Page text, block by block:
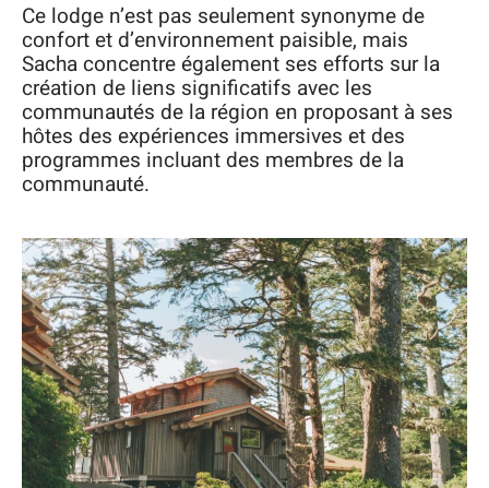
Ce lodge n’est pas seulement synonyme de
confort et d’environnement paisible, mais
Sacha concentre également ses efforts sur la
création de liens significatifs avec les
communautés de la région en proposant à ses
hôtes des expériences immersives et des
programmes incluant des membres de la
communauté.